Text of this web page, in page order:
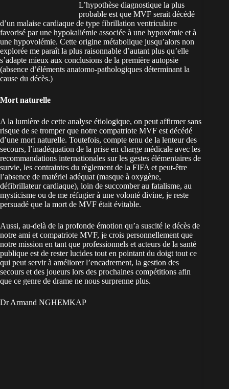
L’hypothèse diagnostique la plus
probable est que MVF serait décédé
d’un malaise cardiaque de type fibrillation ventriculaire
favorisé par une hypokaliémie associée à une hypoxémie et à
une hypovolémie. Cette origine métabolique jusqu’alors non
explorée me paraît la plus raisonnable d’autant plus qu’elle
s’adapte mieux aux conclusions de la première autopsie
(absence d’éléments anatomo-pathologiques déterminant la
cause du décès.)
Mort naturelle
A la lumière de cette analyse étiologique, on peut affirmer sans
risque de se tromper que notre compatriote MVF est décédé
d’une mort naturelle. Toutefois, compte tenu de la lenteur des
secours, l’inadéquation de la prise en charge médicale avec les
recommandations internationales sur les gestes élémentaires de
survie, les contraintes du règlement de la FIFA et peut-être
l’absence de matériel adéquat (masque à oxygène,
défibrillateur cardiaque), loin de succomber au fatalisme, au
mysticisme ou de me réfugier à une volonté divine, je reste
persuadé que la mort de MVF était évitable.
Aussi, au-delà de la profonde émotion qu’a suscité le décès de
notre ami et compatriote MVF, je crois personnellement que
notre mission en tant que professionnels et acteurs de la santé
publique est de rester lucides tout en pointant du doigt tout ce
qui peut servir à améliorer l’encadrement, la gestion des
secours et des joueurs lors des prochaines compétitions afin
que ce genre de drame ne nous surprenne plus.
Dr Armand NGHEMKAP